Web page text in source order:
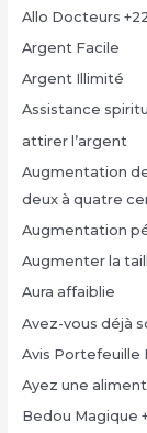
Allo Docteurs
Argent Facile
Argent Illimité
Assistance
attirer l’argent
Augmentation
deux à quatre
Augmentation
Augmenter la
Aura affaiblie
Avez-vous déjà
Avis Portefeuille
Ayez une
Bedou Magique